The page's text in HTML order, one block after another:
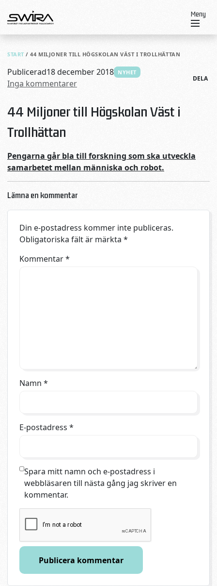
Meny
START / 44 MILJONER TILL HÖGSKOLAN VÄST I TROLLHÄTTAN
Publicerad18 december 2018 NYHET
Inga kommentarer DELA
44 Miljoner till Högskolan Väst i
Trollhättan
Pengarna går bla till forskning som ska utveckla
samarbetet mellan människa och robot.
Lämna en kommentar
Din e-postadress kommer inte publiceras.
Obligatoriska fält är märkta *
Kommentar*
Namn *
E-postadress *
Spara mitt namn och e-postadress i
webbläsaren till nästa gång jag skriver en
kommentar.